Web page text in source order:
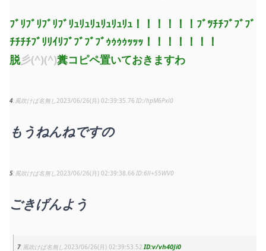
ﾌﾞﾘﾌﾞﾘﾌﾞﾘﾌﾞﾘｭﾘｭﾘｭﾘｭﾘｭﾘｭ！！！！！！ﾌﾞﾂﾁﾁﾌﾞﾌﾞﾌﾞ
ﾁﾁﾁﾁﾌﾞﾘﾘｲﾘﾌﾞﾌﾞﾌﾞﾌﾞｩｩｩｩｯｯｯ！！！！！！！
脱彡(^)(^)糞コピペ置いておきますわ
4 風吹けば名無し 2023/06/26(月) 02:39:35.76 /hpM6Pxl0
もうねんねですの
5 風吹けば名無し 2023/06/26(月) 02:39:38.66 6ll+55WV0
ごきげんよう
7 風吹けば名無し 2023/06/26(月) 02:39:53.52 v/vh40Ji0